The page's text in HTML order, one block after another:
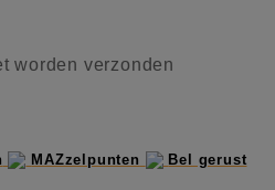
worden verzonden
MAZzelpunten
Bel gerust